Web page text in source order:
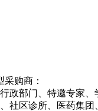
购商：
政部门、特邀专家、
社区诊所、医药集团